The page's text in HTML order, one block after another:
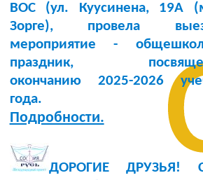
BOC (ул. Куусинена, 19А
Зорге), провела
мероприятие -
праздник,
окончанию 2025-2026
года.
Подробности.
ДОРОГИЕ ДРУЗЬЯ!